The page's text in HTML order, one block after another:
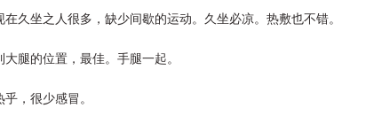
在久坐之人很多，缺少间歇的运动。久坐必凉。热敷也不错。
腿的位置，最佳。手腿一起。
，很少感冒。